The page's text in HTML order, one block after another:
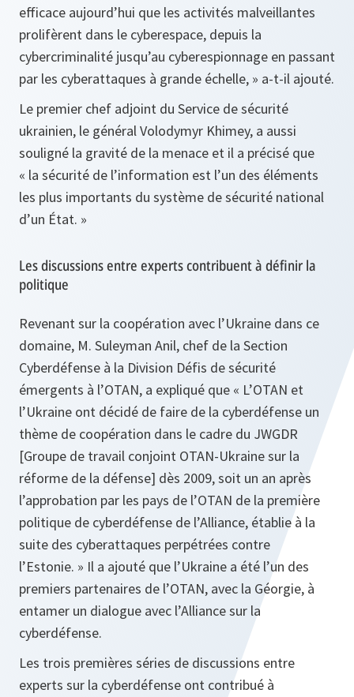
efficace aujourd’hui que les activités malveillantes
prolifèrent dans le cyberespace, depuis la
cybercriminalité jusqu’au cyberespionnage en passant
par les cyberattaques à grande échelle, » a-t-il ajouté.
Le premier chef adjoint du Service de sécurité
ukrainien, le général Volodymyr Khimey, a aussi
souligné la gravité de la menace et il a précisé que
« la sécurité de l’information est l’un des éléments
les plus importants du système de sécurité national
d’un État. »
Les discussions entre experts contribuent à définir la
politique
Revenant sur la coopération avec l’Ukraine dans ce
domaine, M. Suleyman Anil, chef de la Section
Cyberdéfense à la Division Défis de sécurité
émergents à l’OTAN, a expliqué que « L’OTAN et
l’Ukraine ont décidé de faire de la cyberdéfense un
thème de coopération dans le cadre du JWGDR
[Groupe de travail conjoint OTAN-Ukraine sur la
réforme de la défense] dès 2009, soit un an après
l’approbation par les pays de l’OTAN de la première
politique de cyberdéfense de l’Alliance, établie à la
suite des cyberattaques perpétrées contre
l’Estonie. » Il a ajouté que l’Ukraine a été l’un des
premiers partenaires de l’OTAN, avec la Géorgie, à
entamer un dialogue avec l’Alliance sur la
cyberdéfense.
Les trois premières séries de discussions entre
experts sur la cyberdéfense ont contribué à